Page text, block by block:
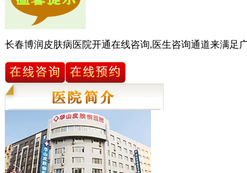
长春博润皮肤病医院开通在线咨询,医生咨询通道来满足